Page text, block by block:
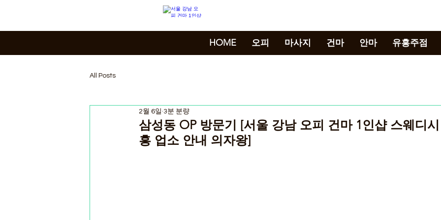
HOME 오피 마사지 건마 안마 유흥주점
All Posts
삼성동 OP 방문기 [서울 강남 오피 건마 1인샵 스웨디
흥 업소 안내 의자왕]
2월 6일 3분 분량